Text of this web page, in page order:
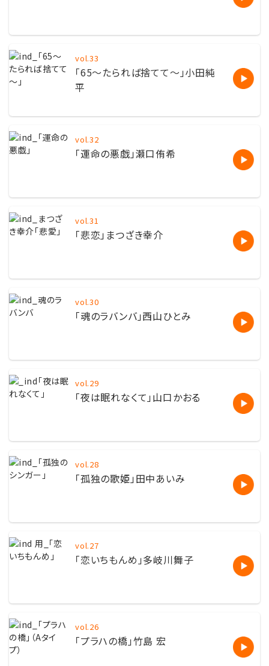
vol.33
「65～たられば捨てて～」小田純
平
vol.32
「運命の悪戯」瀬口侑希
vol.31
「悲恋」まつざき幸介
vol.30
「魂のラバンバ」西山ひとみ
vol.29
「夜は眠れなくて」山口かおる
vol.28
「孤独の歌姫」田中あいみ
vol.27
「恋いちもんめ」多岐川舞子
vol.26
「プラハの橋」竹島 宏